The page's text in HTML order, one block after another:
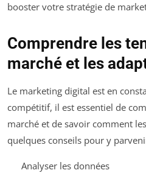
booster votre stratégie de
Comprendre les
marché et les
Le marketing digital est en
compétitif, il est essentiel de
marché et de savoir comment
quelques conseils pour y
Analyser les données